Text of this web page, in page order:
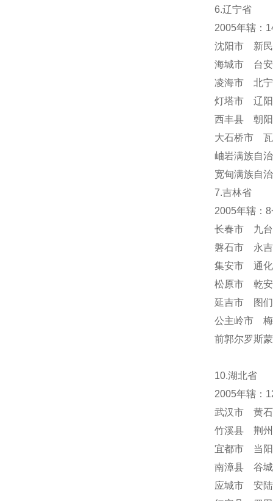
6.辽宁省
2005年辖：
沈阳市 新
海城市 台
凌海市 北
灯塔市 辽
西丰县 朝
大石桥市
岫岩满族自
宽甸满族自
7.吉林省
2005年辖：
长春市 九
磐石市 永
集安市 通
松原市 乾
延吉市 图
公主岭市
前郭尔罗斯
10.湖北省
2005年辖：
武汉市 黄
竹溪县 荆
宜都市 当
南漳县 谷
应城市 安